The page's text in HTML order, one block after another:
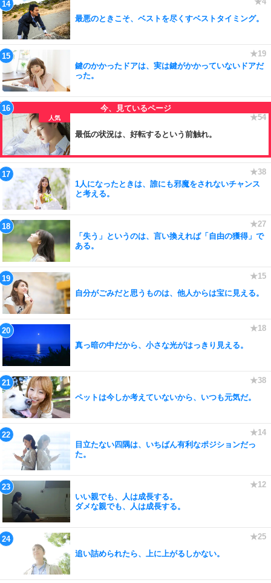
最悪のときこそ、ベストを尽くすベストタイミング。
鍵のかかったドアは、実は鍵がかかっていないドアだ
った。
最低の状況は、好転するという前触れ。
1人になったときは、誰にも邪魔をされないチャンス
と考える。
「失う」というのは、言い換えれば「自由の獲得」で
ある。
自分がごみだと思うものは、他人からは宝に見える。
真っ暗の中だから、小さな光がはっきり見える。
ペットは今しか考えていないから、いつも元気だ。
目立たない四隅は、いちばん有利なポジションだっ
た。
いい親でも、人は成長する。
ダメな親でも、人は成長する。
追い詰められたら、上に上がるしかない。